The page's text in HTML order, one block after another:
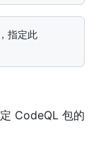
CodeQL 包的